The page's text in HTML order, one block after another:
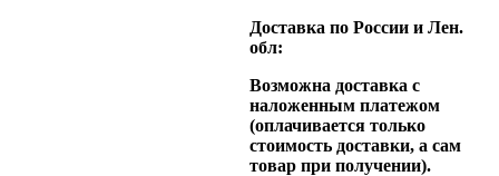
Доставка по России и Лен.
обл:
Возможна доставка с
наложенным платежом
(оплачивается только
стоимость доставки, а сам
товар при получении).